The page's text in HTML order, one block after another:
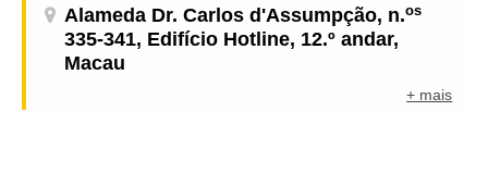
Alameda Dr. Carlos d'Assumpção, n.os
335-341, Edifício Hotline, 12.º andar,
Macau
+ mais